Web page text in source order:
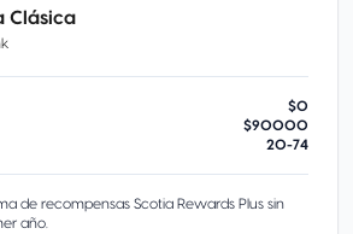
Clásica
$0
$90000
20-74
de recompensas Scotia Rewards Plus sin
año.